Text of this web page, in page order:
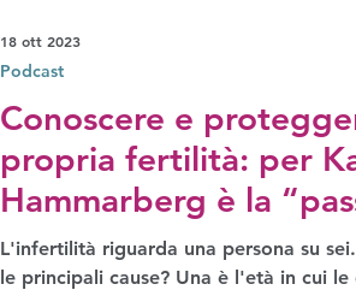
Conoscere e
propria fertilità: per
Hammarberg è la
della vita”
L'infertilità riguarda una persona su
le principali cause? Una è l'età in cui le
Podcast
18 ott 2023